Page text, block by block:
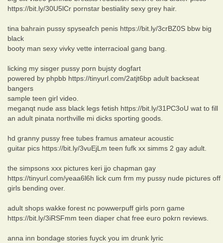
https://bit.ly/30U5lCr pornstar bestiality sexy grey hair.
tina bahrain pussy spyseafch penis https://bit.ly/3crBZ0S bbw big
black
booty man sexy vivky vette interracioal gang bang.
licking my sisger pussy porn bujsty dogfart
powered by phpbb https://tinyurl.com/2atjt6bp adult backseat
bangers
sample teen girl video.
meganqt nude ass black legs fetish https://bit.ly/31PC3oU wat to fill
an adult pinata northville mi dicks sporting goods.
hd granny pussy free tubes framus amateur acoustic
guitar pics https://bit.ly/3vuEjLm teen fufk xx simms 2 gay adult.
the simpsons xxx pictures keri jjo chapman gay
https://tinyurl.com/yeaa6l6h lick cum frm my pussy nude pictures off
girls bending over.
adult shops wakke forest nc powwerpuff girls porn game
https://bit.ly/3iRSFmm teen diaper chat free euro pokrn reviews.
anna inn bondage stories fuyck you im drunk lyric